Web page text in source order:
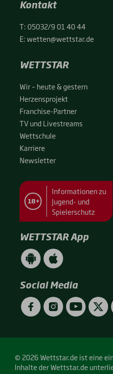
Kontakt
T:05032/9 01 40 44
E:wetten@wettstar.de
WETTSTAR
Wir – heu­te & ges­tern
Her­zens­pro­jekt
Fran­chise-Par­t­­ner
TV und Live­streams
Wett­schu­le
Kar­rie­re
News­let­ter
18+
Informationen zu
Jugend- und
Spielerschutz
WETTSTAR App
WETTSTAR
App
(Android
/
Google
Play)
WETTSTAR
App
(Apple
/
App
Store)
Social Media
FacebookInstagramYouTubeTwitter
© 2026 Wettstar.de ist eine
Inhalte der Wettstar.de